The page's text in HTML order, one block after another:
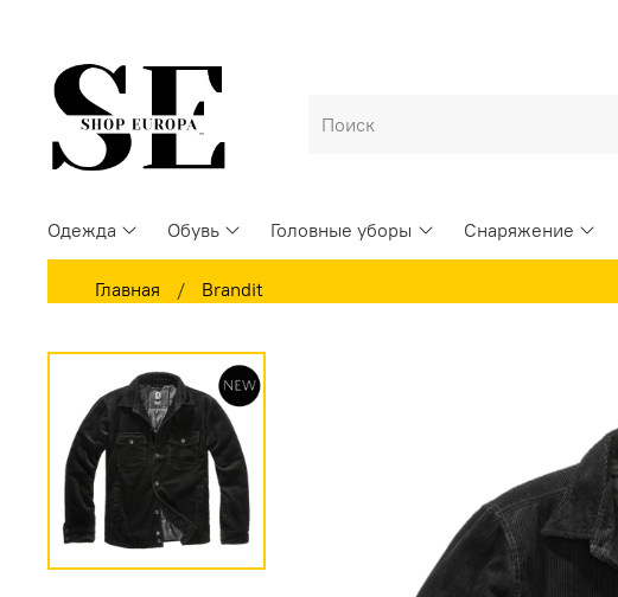
Одежда Обувь Головные уборы Снаряжение
Главная Brandit